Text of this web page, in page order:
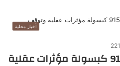
أخبار محلية
221
شرطة العفرون تحجز 915 كبسولة مؤثرات عقلية